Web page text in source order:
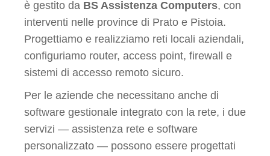
è gestito da BS Assistenza Computers, con
interventi nelle province di Prato e Pistoia.
Progettiamo e realizziamo reti locali aziendali,
configuriamo router, access point, firewall e
sistemi di accesso remoto sicuro.
Per le aziende che necessitano anche di
software gestionale integrato con la rete, i due
servizi — assistenza rete e software
personalizzato — possono essere progettati